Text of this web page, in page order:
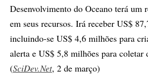
Desenvolvimento do Oceano terá um
em seus recursos. Irá receber US$
incluindo-se US$ 4,6 milhões para
alerta e US$ 5,8 milhões para coletar
(SciDev.Net, 2 de março)